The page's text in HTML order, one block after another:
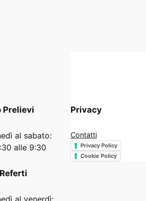
Prelievi
al sabato:
alle 9:30
Privacy
Contatti
Privacy Policy
Cookie Policy